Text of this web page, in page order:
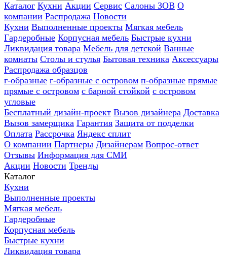
Каталог Кухни Акции Сервис Салоны ЗОВ О
компании Распродажа Новости
Кухни Выполненные проекты Мягкая мебель
Гардеробные Корпусная мебель Быстрые кухни
Ликвидация товара Мебель для детской Ванные
комнаты Столы и стулья Бытовая техника Аксессуары
Распродажа образцов
г-образные г-образные с островом п-образные прямые
прямые с островом с барной стойкой с островом
угловые
Бесплатный дизайн-проект Вызов дизайнера Доставка
Вызов замерщика Гарантия Защита от подделки
Оплата Рассрочка Яндекс сплит
О компании Партнеры Дизайнерам Вопрос-ответ
Отзывы Информация для СМИ
Акции Новости Тренды
Каталог
Кухни
Выполненные проекты
Мягкая мебель
Гардеробные
Корпусная мебель
Быстрые кухни
Ликвидация товара